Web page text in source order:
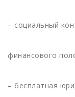
– социальный
финансового
– бесплатная